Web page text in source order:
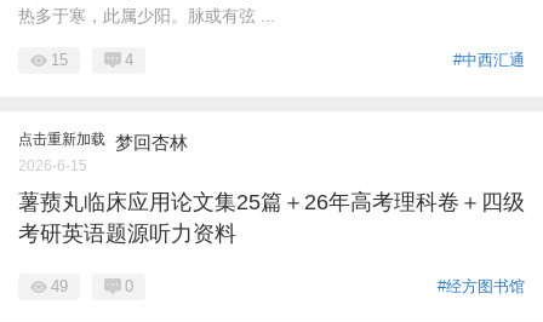
热多于寒，此属少阳。脉或有弦 ...
#中西汇通
15 4
点击重新加载 梦回杏林
2026-6-15
薯蓣丸临床应用论文集25篇＋26年高考理科卷＋四级
考研英语题源听力资料
#经方图书馆
49 0